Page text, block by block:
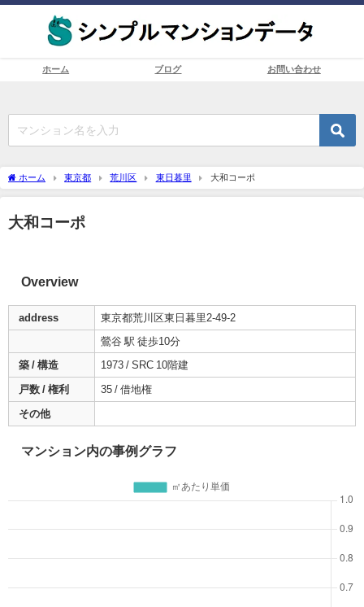
ホーム ブログ お問い合わせ
ホーム 東京都 荒川区 東日暮里 大和コーポ
大和コーポ
Overview
address 東京都荒川区東日暮里2-49-2
鶯谷 駅 徒歩10分
築 / 構造 1973 / SRC 10階建
戸数 / 権利 35 / 借地権
その他
マンション内の事例グラフ